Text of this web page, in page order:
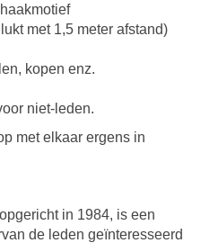
met 1,5 meter afstand)
kopen enz.
niet-leden.
met elkaar ergens in
in 1984, is een
de leden geïnteresseerd